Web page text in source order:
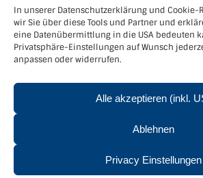
In unserer Datenschutzerklärung und
wir Sie über diese Tools und Partner und
eine Datenübermittlung in die USA bedeuten
Privatsphäre-Einstellungen auf Wunsch
anpassen oder widerrufen.
Alle akzeptieren (inkl.
Ablehnen
Privacy Einstellungen
Kontakt
Verein LEADER-Region Kamptal+
Kornplatz 5, 3550 Langenlois
+436643915751
Email:
© Verein LEADER-Region Kamptal - 3550